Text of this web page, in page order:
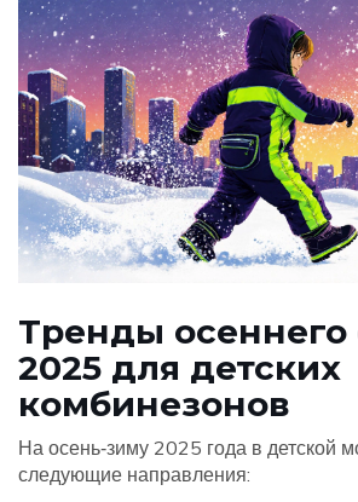
Тренды осеннего
2025 для детских
комбинезонов
На осень‑зиму 2025 года в детской
следующие направления: